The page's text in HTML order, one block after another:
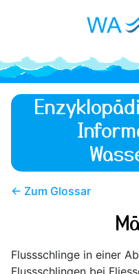
← Zum Glossar
Flussschlinge in einer
Flussschlingen bei